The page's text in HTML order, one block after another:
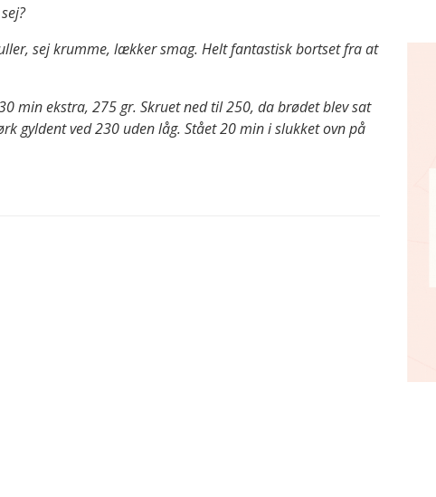
sej krumme, lækker smag. Helt fantastisk bortset fra at
min ekstra, 275 gr. Skruet ned til 250, da brødet blev sat
gyldent ved 230 uden låg. Stået 20 min i slukket ovn på